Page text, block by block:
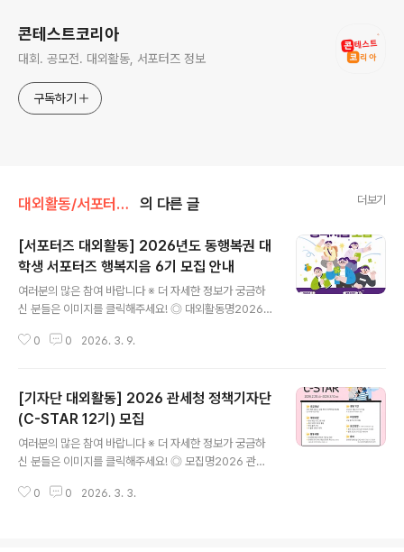
콘테스트코리아
대회. 공모전. 대외활동, 서포터즈 정보
구독하기
대외활동/서포터즈 • 기자단 의 다른 글 더보기
[서포터즈 대외활동] 2026년도 동행복권 대
학생 서포터즈 행복지음 6기 모집 안내
여러분의 많은 참여 바랍니다 ※ 더 자세한 정보가 궁금하
신 분들은 이미지를 클릭해주세요! ◎ 대외활동명2026년
간2026. 03. 03(화) ~ 03. 23(월) ◎ 모집인원총 30명
복권 건전문화를 알리는 활동-개인미션: 온/오프라인 주제
관련 자유 선택-TF미션: 선착순에 따라 5명 내외의 그룹
자유 선택 ◎ 활동혜택웰컴 키트, 개인 활동비 및 교통비
지원, 글로벌 포럼 초대, 우수 서포터즈 대상 추가활동 기간
om 많은 분들의 관심과 참여를 바라며, 이상 콘코..
0 0 2026. 3. 9.
[기자단 대외활동] 2026 관세청 정책기자단
(C-STAR 12기) 모집
여러분의 많은 참여 바랍니다 ※ 더 자세한 정보가 궁금하
신 분들은 이미지를 클릭해주세요! ◎ 모집명2026 관세
툰·블로그 글을 통해 관세행정을 홍보할 만19세 이상 국민
0 0 2026. 3. 3.